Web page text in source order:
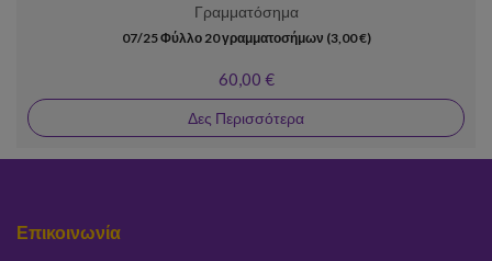
Γραμματόσημα
07/25 Φύλλο 20 γραμματοσήμων (3,00 €)
60,00 €
Δες Περισσότερα
Επικοινωνία